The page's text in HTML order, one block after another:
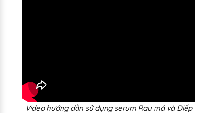
Video hướng dẫn sử dụng serum Rau má và Diếp